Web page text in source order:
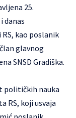
25.
danas
kao poslanik
glavnog
SNSD Gradiška.
političkih nauka
RS, koji usvaja